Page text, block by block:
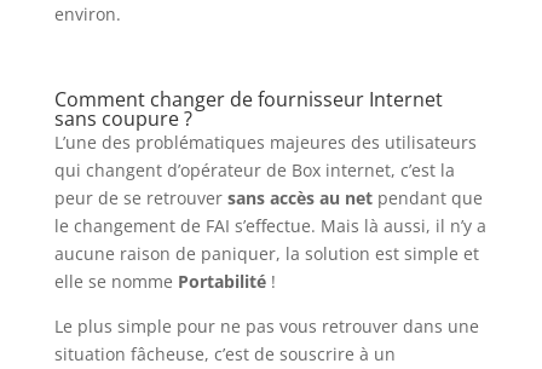
environ.
Comment changer de fournisseur Internet
sans coupure ?
L’une des problématiques majeures des utilisateurs
qui changent d’opérateur de Box internet, c’est la
peur de se retrouver sans accès au netpendant que
le changement de FAI s’effectue. Mais là aussi, il n’y a
aucune raison de paniquer, la solution est simple et
elle se nomme Portabilité!
Le plus simple pour ne pas vous retrouver dans une
situation fâcheuse, c’est de souscrire à un